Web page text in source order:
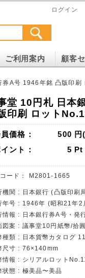
ログイン
ご利用案内 顧客
券A号 1946年銘 凸版印
堂 10円札 日本
印刷 ロット
価格： 500
ント：
5 Pt
ード： M2801-1665
機関 : 日本銀行 (凸版印刷
年号 : 1946年 (昭和21年2
情報 : 日本銀行券A号・発
図案 : 議事堂10円紙幣/拾
種類 : 日本貨幣カタログ
尺寸 : 76×140mm
情報 : シリアルロット
状態 : 極美品〜美品